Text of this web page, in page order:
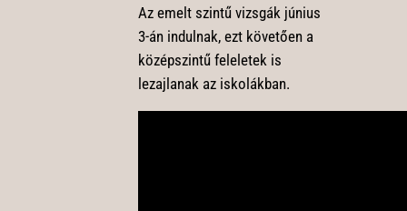
Az emelt szintű vizsgák június
3-án indulnak, ezt követően a
középszintű feleletek is
lezajlanak az iskolákban.